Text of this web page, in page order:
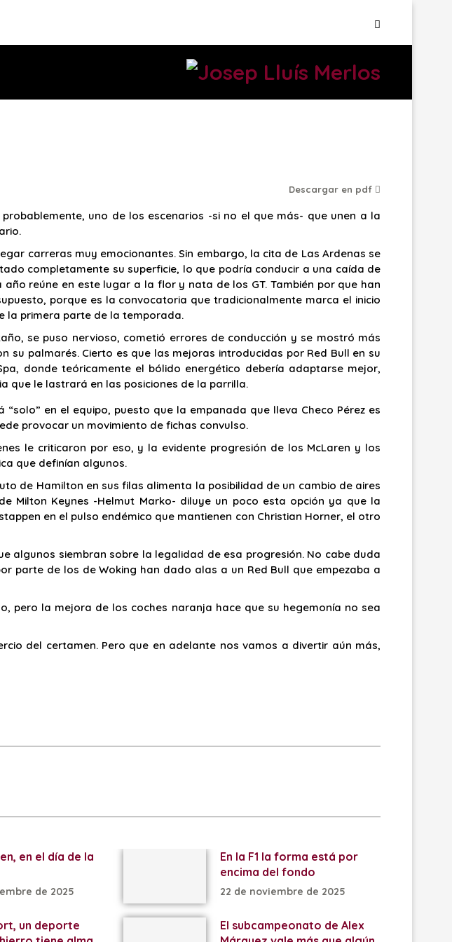
Descargar en pdf
uno de los escenarios -si no el que más- que unen a la
carreras muy emocionantes. Sin embargo, la cita de Las Ardenas se
completamente su superficie, lo que podría conducir a una caída de
reúne en este lugar a la flor y nata de los GT. También por que han
porque es la convocatoria que tradicionalmente marca el inicio
la primera parte de la temporada.
se puso nervioso, cometió errores de conducción y se mostró más
palmarés. Cierto es que las mejoras introducidas por Red Bull en su
donde teóricamente el bólido energético debería adaptarse mejor,
que le lastrará en las posiciones de la parrilla.
“solo” en el equipo, puesto que la empanada que lleva Checo Pérez es
provocar un movimiento de fichas convulso.
le criticaron por eso, y la evidente progresión de los McLaren y los
que definían algunos.
de Hamilton en sus filas alimenta la posibilidad de un cambio de aires
Milton Keynes -Helmut Marko- diluye un poco esta opción ya que la
en el pulso endémico que mantienen con Christian Horner, el otro
algunos siembran sobre la legalidad de esa progresión. No cabe duda
parte de los de Woking han dado alas a un Red Bull que empezaba a
pero la mejora de los coches naranja hace que su hegemonía no sea
del certamen. Pero que en adelante nos vamos a divertir aún más,
en el día de la
de 2025
En la F1 la forma está por
encima del fondo
22 de noviembre de 2025
un deporte
El subcampeonato de Alex